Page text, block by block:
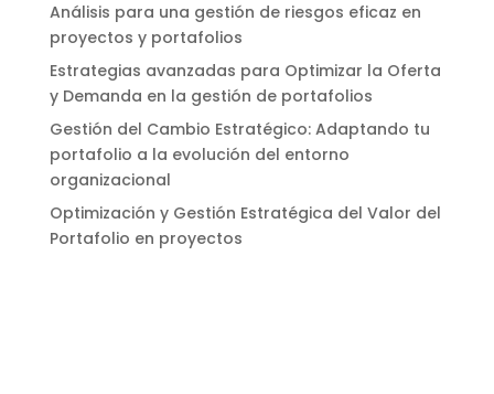
Análisis para una gestión de riesgos eficaz en
proyectos y portafolios
Estrategias avanzadas para Optimizar la Oferta
y Demanda en la gestión de portafolios
Gestión del Cambio Estratégico: Adaptando tu
portafolio a la evolución del entorno
organizacional
Optimización y Gestión Estratégica del Valor del
Portafolio en proyectos